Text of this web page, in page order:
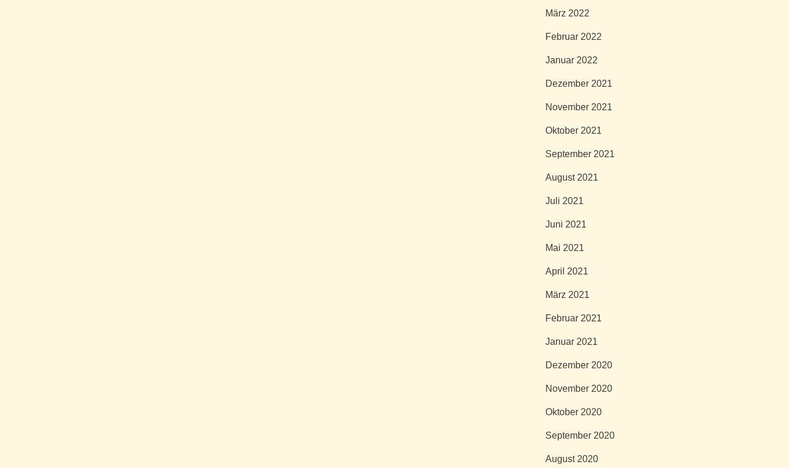
März 2022
Februar 2022
Januar 2022
Dezember 2021
November 2021
Oktober 2021
September 2021
August 2021
Juli 2021
Juni 2021
Mai 2021
April 2021
März 2021
Februar 2021
Januar 2021
Dezember 2020
November 2020
Oktober 2020
September 2020
August 2020